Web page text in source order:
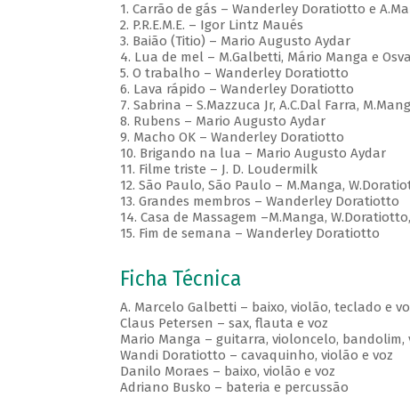
1. Carrão de gás – Wanderley Doratiotto e
2. P.R.E.M.E. – Igor Lintz Maués
3. Baião (Titio) – Mario Augusto Aydar
4. Lua de mel – M.Galbetti, Mário Manga e
5. O trabalho – Wanderley Doratiotto
6. Lava rápido – Wanderley Doratiotto
7. Sabrina – S.Mazzuca Jr, A.C.Dal Farra,
8. Rubens – Mario Augusto Aydar
9. Macho OK – Wanderley Doratiotto
10. Brigando na lua – Mario Augusto Aydar
11. Filme triste – J. D. Loudermilk
12. São Paulo, São Paulo – M.Manga,
13. Grandes membros – Wanderley Doratiotto
14. Casa de Massagem –M.Manga,
15. Fim de semana – Wanderley Doratiotto
Ficha Técnica
A. Marcelo Galbetti – baixo, violão, teclado e
Claus Petersen – sax, flauta e voz
Mario Manga – guitarra, violoncelo, bandolim,
Wandi Doratiotto – cavaquinho, violão e voz
Danilo Moraes – baixo, violão e voz
Adriano Busko – bateria e percussão